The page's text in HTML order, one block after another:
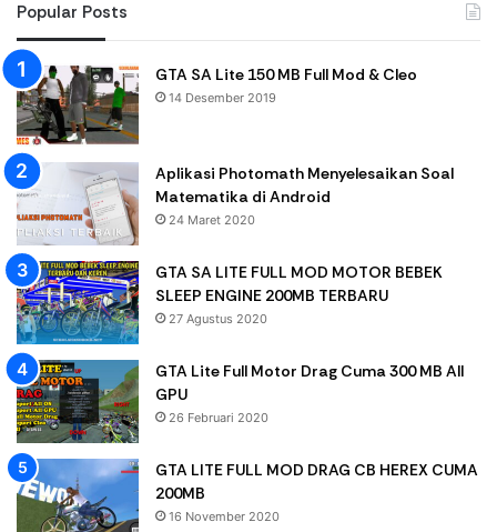
Popular Posts
GTA SA Lite 150 MB Full Mod & Cleo
14 Desember 2019
Aplikasi Photomath Menyelesaikan Soal
Matematika di Android
24 Maret 2020
GTA SA LITE FULL MOD MOTOR BEBEK
SLEEP ENGINE 200MB TERBARU
27 Agustus 2020
GTA Lite Full Motor Drag Cuma 300 MB All
GPU
26 Februari 2020
GTA LITE FULL MOD DRAG CB HEREX CUMA
200MB
16 November 2020